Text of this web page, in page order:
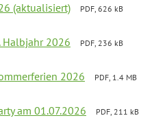
(aktualisiert)
PDF, 626 kB
Halbjahr 2026
PDF, 236 kB
2026
PDF, 1.4 MB
am 01.07.2026
PDF, 211 kB